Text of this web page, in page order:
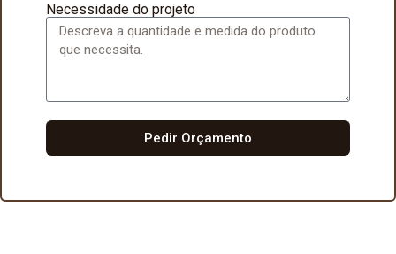
Necessidade do projeto
Pedir Orçamento